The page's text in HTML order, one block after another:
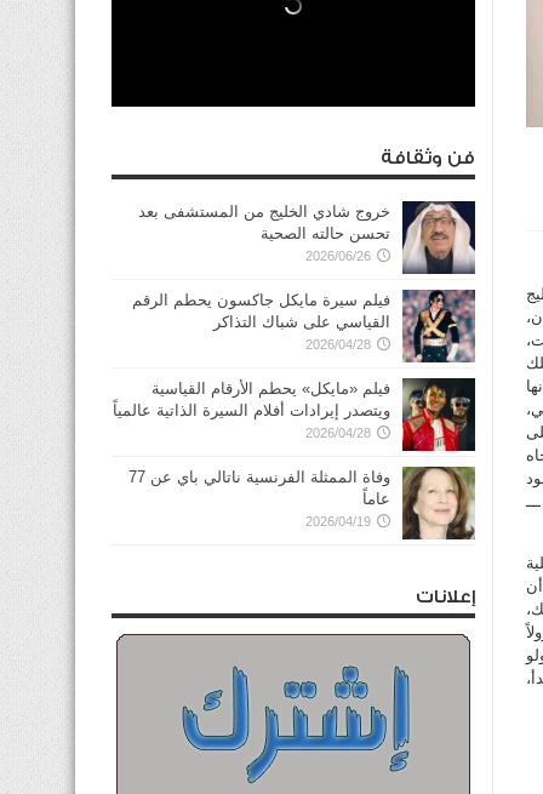
ولن تتعافى أفريقيا من «إيبولا»، ولكن الخبر الجيد ـــ نعم هناك خبر جيد في 2015 ـــ
فن وثقافة
خروج شادي الخليج من المستشفى بعد
تحسن حالته الصحية
2026/06/26
فيلم سيرة مايكل جاكسون يحطم الرقم
القياسي على شباك التذاكر
2026/04/28
فيلم «مايكل» يحطم الأرقام القياسية
ويتصدر إيرادات أفلام السيرة الذاتية عالمياً
2026/04/28
وفاة الممثلة الفرنسية ناتالي باي عن 77
عاماً
2026/04/19
إعلانات